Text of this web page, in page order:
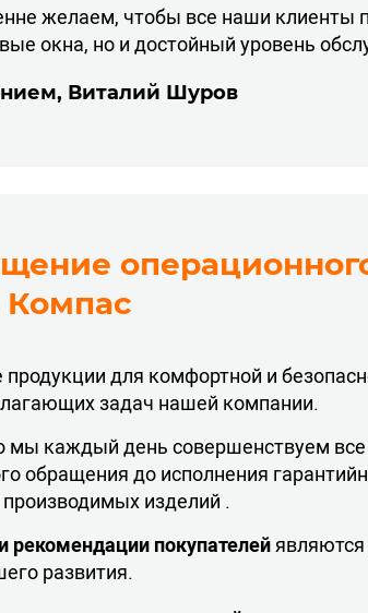
желаем, чтобы все наши клиенты
окна, но и достойный уровень
Виталий Шуров
продукции для комфортной и
задач нашей компании.
мы каждый день совершенствуем все
обращения до исполнения
производимых изделий .
рекомендации покупателей
развития.